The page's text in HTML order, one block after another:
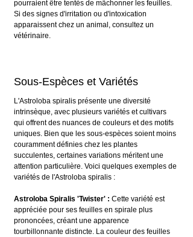
pourraient être tentés de mâchonner les feuilles.
Si des signes d'irritation ou d'intoxication
apparaissent chez un animal, consultez un
vétérinaire.
Sous-Espèces et Variétés
L'Astroloba spiralis présente une diversité
intrinsèque, avec plusieurs variétés et cultivars
qui offrent des nuances de couleurs et des motifs
uniques. Bien que les sous-espèces soient moins
couramment définies chez les plantes
succulentes, certaines variations méritent une
attention particulière. Voici quelques exemples de
variétés de l'Astroloba spiralis :
Astroloba Spiralis 'Twister' : Cette variété est
appréciée pour ses feuilles en spirale plus
prononcées, créant une apparence
tourbillonnante distincte. La couleur des feuilles